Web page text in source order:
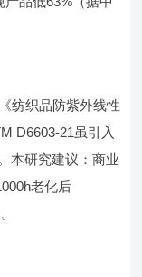
纺织品防紫外线性
D6603-21虽引入
本研究建议：商业
老化后